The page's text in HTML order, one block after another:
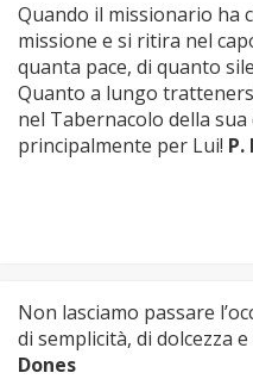
Quando il missionario ha
missione e si ritira nel
quanta pace, di quanto
Quanto a lungo
nel Tabernacolo della sua
principalmente per Lui! P.
Non lasciamo passare
di semplicità, di dolcezza
Dones